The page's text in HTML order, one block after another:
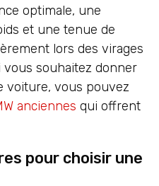
optimale, une
et une tenue de
lors des virages
souhaitez donner
voiture, vous pouvez
anciennes qui offrent
pour choisir une